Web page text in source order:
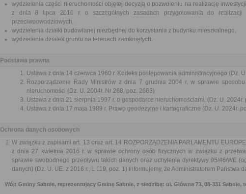
wydzielenia części nieruchomości objętej decyzją o pozwoleniu na realizację
z dnia 8 lipca 2010 r. o szczególnych zasadach przygotowania do realizacji
przeciwpowodziowych,
wydzielenia działki budowlanej niezbędnej do korzystania z budynku mieszkalnego,
wydzielenia działek gruntu na terenach zamkniętych.
Podstawa prawna
Ustawa z dnia 14 czerwca 1960 r. Kodeks postępowania administracyjnego (Dz.
Rozporządzenie Rady Ministrów z dnia 7 grudnia 2004 r. w sprawie
nieruchomości (Dz. U. 2004r. Nr 268, poz. 2663)
Ustawa z dnia 21 sierpnia 1997 r. o gospodarce nieruchomościami. (Dz. U. 2024r.
Ustawa z dnia 17 maja 1989 r. Prawo geodezyjne i kartograficzne (Dz. U. 2024r.
Ochrona danych osobowych
W związku z zapisami art. 13 oraz art. 14 ROZPORZĄDZENIA PARLAMENTU
z dnia 27 kwietnia 2016 r. w sprawie ochrony osób fizycznych w związku z
sprawie swobodnego przepływu takich danych oraz uchylenia dyrektywy 95/46/WE
danych) (Dz. U. UE. z 2016 r., L 119, poz. 1) informujemy, że Administratorem Państwa
Wójt Gminy Sabnie, reprezentujący Gminę Sabnie, z siedzibą: ul. Główna 73, 08-331 Sabnie,